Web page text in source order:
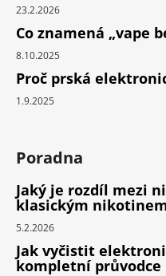
23.2.2026
Co znamená „vape
8.10.2025
Proč prská
1.9.2025
Poradna
Jaký je rozdíl mezi
klasickým
5.2.2026
Jak vyčistit
kompletní průvodce